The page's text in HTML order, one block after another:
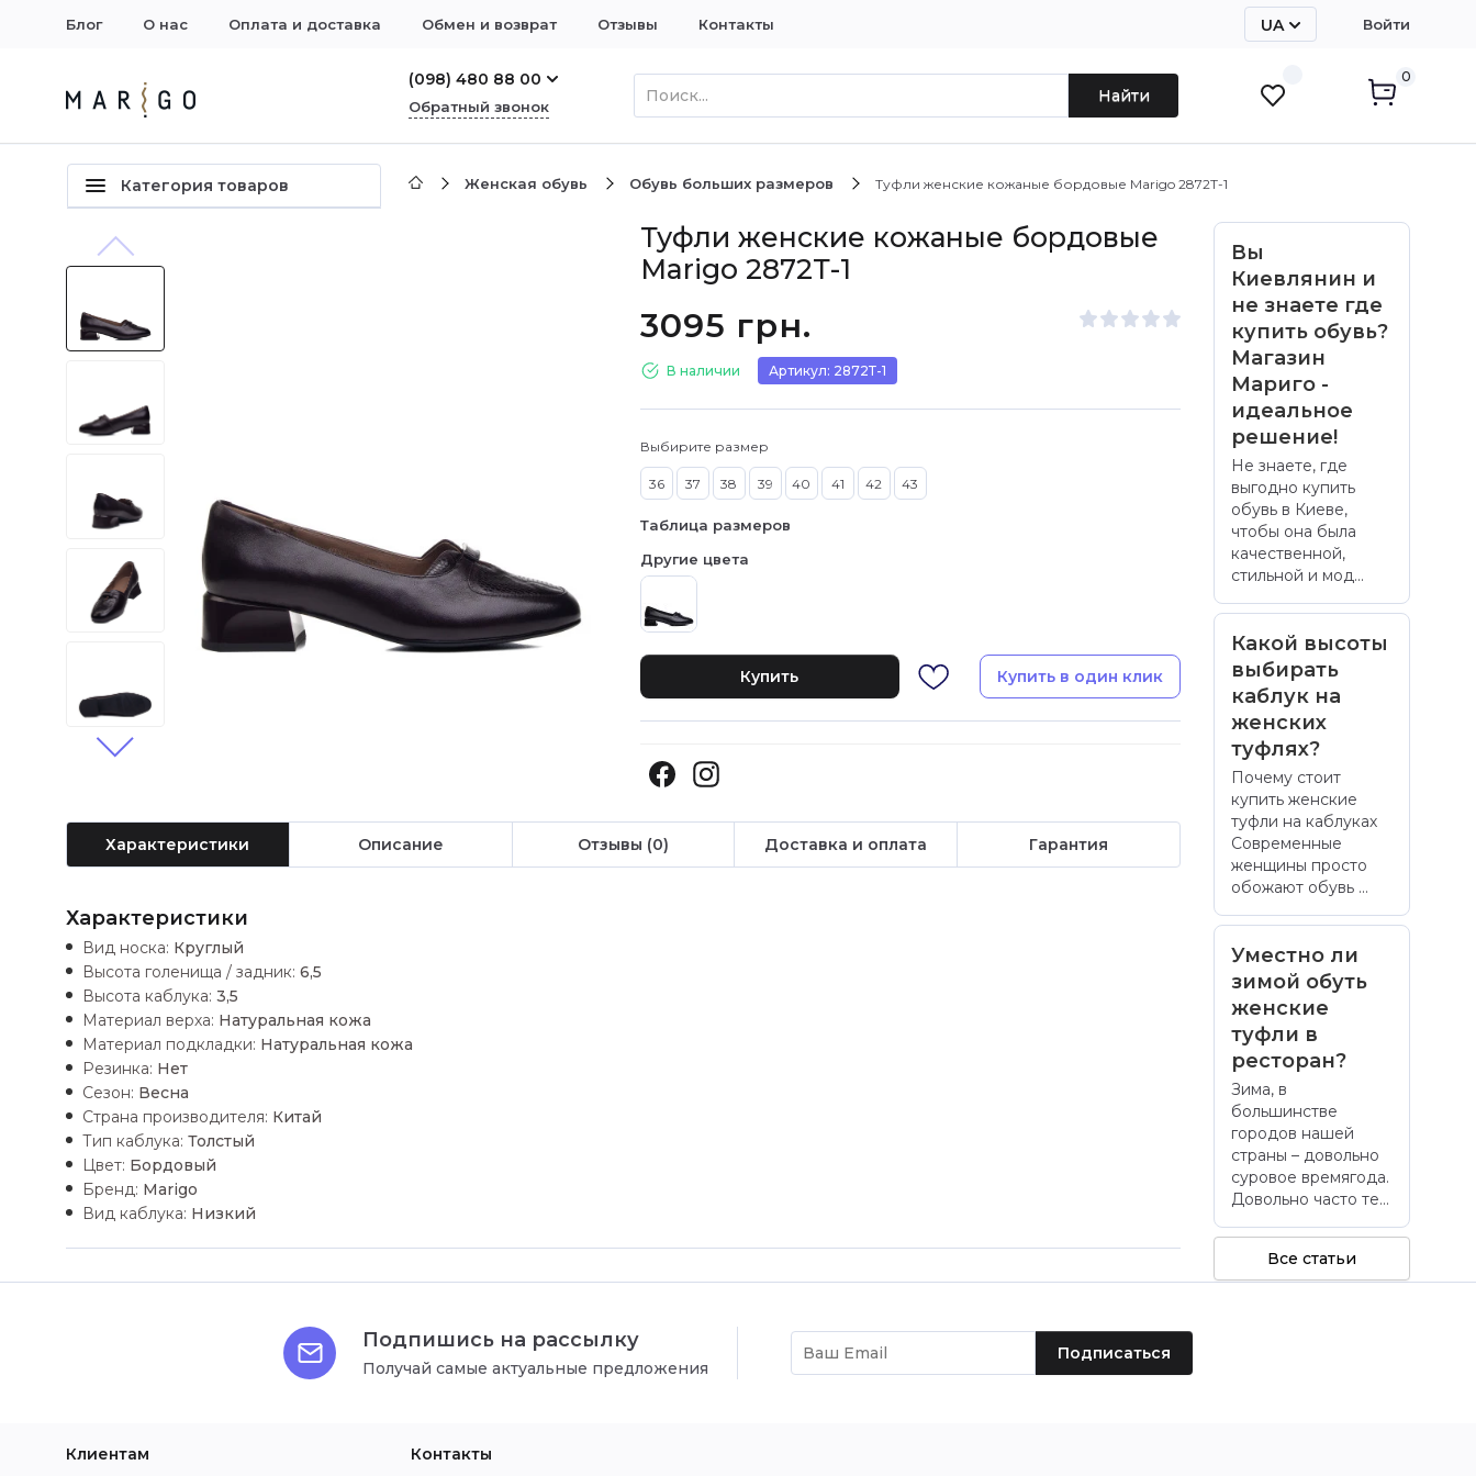
Блог О нас Оплата и доставка Обмен и возврат Отзывы Контакты UA Войти
(098) 480 88 00
Обратный звонок
Найти
0
Категория товаров Женская обувь Обувь больших размеров Туфли женские кожаные бордовые Marigo 2872Т-1
Туфли женские кожаные бордовые
Marigo 2872Т-1
3095 грн.
В наличии Артикул: 2872Т-1
Выбирите размер
36 37 38 39 40 41 42 43
Таблица размеров
Другие цвета
Купить Купить в один клик
Характеристики Описание Отзывы (0) Доставка и оплата Гарантия
Характеристики
Вид носка: Круглый
Высота голенища / задник: 6,5
Высота каблука: 3,5
Материал верха: Натуральная кожа
Материал подкладки: Натуральная кожа
Резинка: Нет
Сезон: Весна
Страна производителя: Китай
Тип каблука: Толстый
Цвет: Бордовый
Бренд: Marigo
Вид каблука: Низкий
Вы
Киевлянин и
не знаете где
купить обувь?
Магазин
Мариго -
идеальное
решение!
Не знаете, где
выгодно купить
обувь в Киеве,
чтобы она была
качественной,
стильной и мод...
Какой высоты
выбирать
каблук на
женских
туфлях?
Почему стоит
купить женские
туфли на каблуках
Современные
женщины просто
обожают обувь ...
Уместно ли
зимой обуть
женские
туфли в
ресторан?
Зима, в
большинстве
городов нашей
страны – довольно
суровое времягода.
Довольно часто те...
Все статьи
Подпишись на рассылку
Получай самые актуальные предложения
Подписаться
Клиентам Контакты